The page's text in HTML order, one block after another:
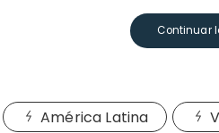
Continuar
América Latina